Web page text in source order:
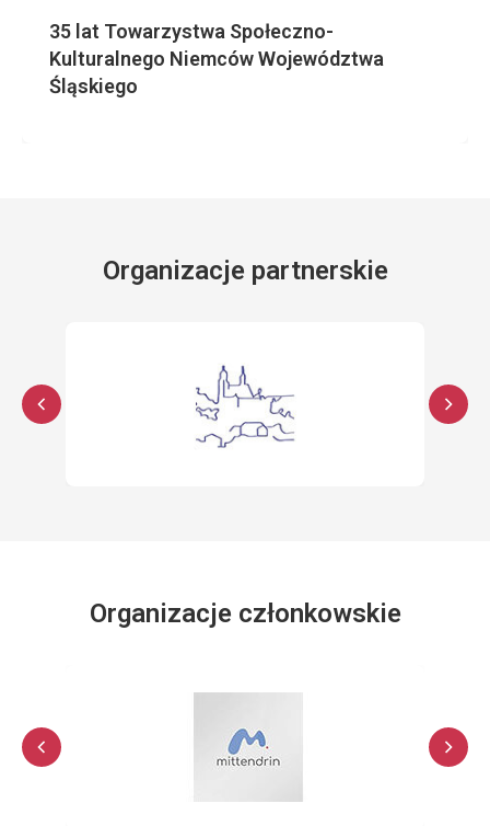
35 lat Towarzystwa Społeczno-
Kulturalnego Niemców Województwa
Śląskiego
Organizacje partnerskie
Organizacje członkowskie